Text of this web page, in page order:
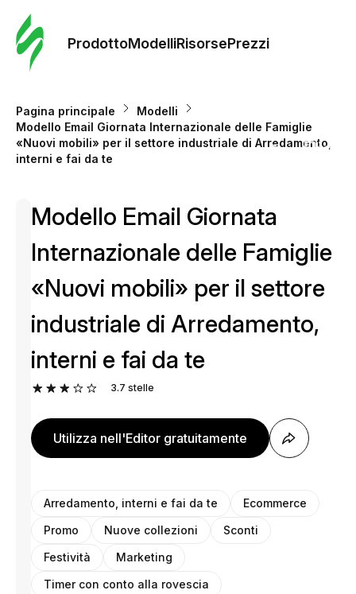
ProdottoModelliRisorsePrezzi
Pagina principale
Modelli
Modello Email Giornata Internazionale delle Famiglie
«Nuovi mobili» per il settore industriale di Arredamento,
interni e fai da te
Modello Email Giornata
Internazionale delle Famiglie
«Nuovi mobili» per il settore
industriale di Arredamento,
interni e fai da te
3.7 stelle
Utilizza nell'Editor gratuitamente
Arredamento, interni e fai da te
Ecommerce
Promo
Nuove collezioni
Sconti
Festività
Marketing
Timer con conto alla rovescia